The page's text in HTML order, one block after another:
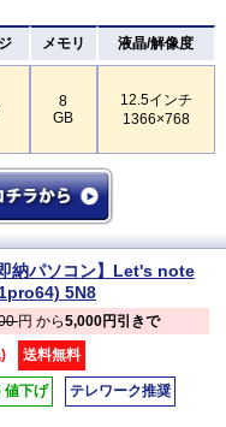
メモリ 液晶/解像度
8
GB
12.5インチ
1366×768
納パソコン】Let's note
5N8
円 から5,000円引きで
送料無料
値下げ テレワーク推奨